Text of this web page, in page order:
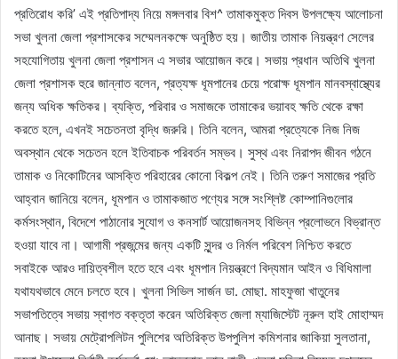
প্রতিরোধ করি’ এই প্রতিপাদ্য নিয়ে মঙ্গলবার বিশ^ তামাকমুক্ত দিবস উপলক্ষ্যে আলোচনা
সভা খুলনা জেলা প্রশাসকের সম্মেলনকক্ষে অনুষ্ঠিত হয়। জাতীয় তামাক নিয়ন্ত্রণ সেলের
সহযোগিতায় খুলনা জেলা প্রশাসন এ সভার আয়োজন করে। সভায় প্রধান অতিথি খুলনা
জেলা প্রশাসক হুরে জান্নাত বলেন, প্রত্যক্ষ ধূমপানের চেয়ে পরোক্ষ ধূমপান মানবস্বাস্থ্যের
জন্য অধিক ক্ষতিকর। ব্যক্তি, পরিবার ও সমাজকে তামাকের ভয়াবহ ক্ষতি থেকে রক্ষা
করতে হলে, এখনই সচেতনতা বৃদ্ধি জরুরি। তিনি বলেন, আমরা প্রত্যেকে নিজ নিজ
অবস্থান থেকে সচেতন হলে ইতিবাচক পরিবর্তন সম্ভব। সুস্থ এবং নিরাপদ জীবন গঠনে
তামাক ও নিকোটিনের আসক্তি পরিহারের কোনো বিকল্প নেই। তিনি তরুণ সমাজের প্রতি
আহ্বান জানিয়ে বলেন, ধূমপান ও তামাকজাত পণ্যের সঙ্গে সংশ্লিষ্ট কোম্পানিগুলোর
কর্মসংস্থান, বিদেশে পাঠানোর সুযোগ ও কনসার্ট আয়োজনসহ বিভিন্ন প্রলোভনে বিভ্রান্ত
হওয়া যাবে না। আগামী প্রজন্মের জন্য একটি সুন্দর ও নির্মল পরিবেশ নিশ্চিত করতে
সবাইকে আরও দায়িত্বশীল হতে হবে এবং ধূমপান নিয়ন্ত্রণে বিদ্যমান আইন ও বিধিমালা
যথাযথভাবে মেনে চলতে হবে। খুলনা সিভিল সার্জন ডা. মোছা. মাহফুজা খাতুনের
সভাপতিত্বে সভায় স্বাগত বক্তৃতা করেন অতিরিক্ত জেলা ম্যাজিস্টেট নূরুল হাই মোহাম্মদ
আনাছ। সভায় মেট্রোপলিটন পুলিশের অতিরিক্ত উপপুলিশ কমিশনার জাকিয়া সুলতানা,